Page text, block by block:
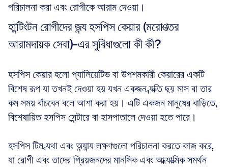
পরিচালনা করা এবং রোগীকে আরাম দেওয়া।
হান্টিংটন রোগীদের জন্য হসপিস কেয়ার (মরোণত্তর
আরামদায়ক সেবা)-এর সুবিধাগুলো কী কী?
হসপিস কেয়ার হলো প্যালিয়েটিভ বা উপশমকারী কেয়ারের একটি
বিশেষ রূপ যা তখনই দেওয়া হয় যখন একজন ব্যক্তি ছয় মাস বা তার
কম সময় বাঁচবেন বলে আশা করা হয়। এটি একজন মানুষের বাড়িতে,
বিশেষায়িত হসপিস সেন্টারে বা হাসপাতালে দেওয়া হতে পারে।
হসপিস টিম ব্যথা এবং অন্যান্য লক্ষণগুলো পরিচালনা করতে কাজ করে,
যা রোগী এবং তাদের প্রিয়জনদের মানসিক এবং আধ্যাত্মিক সমর্থন